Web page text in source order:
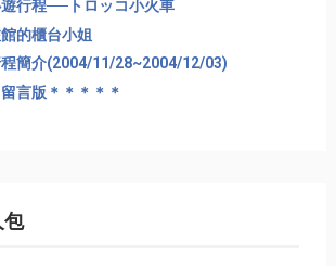
行程──トロッコ小火車
的櫃台小姐
簡介(2004/11/28~2004/12/03)
言版＊＊＊＊＊
包